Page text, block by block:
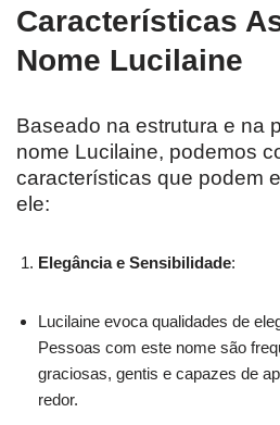
Características
Nome Lucilaine
Baseado na estrutura e na
nome Lucilaine, podemos
características que podem
ele:
Elegância e Sensibilidade:
Lucilaine evoca qualidades de
Pessoas com este nome são
graciosas, gentis e capazes de
redor.